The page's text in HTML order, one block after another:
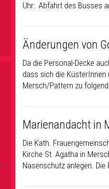
Uhr: Abfahrt des Busses
Änderungen von
Da die Personal-Decke
dass sich die KüsterInnen
Mersch/Pattern zu
Marienandacht in
Die Kath.
Kirche St. Agatha in
Nasenschutz anlegen.